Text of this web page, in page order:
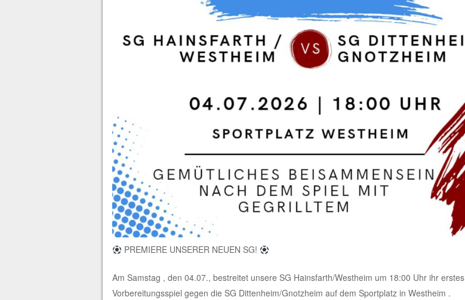
PREMIERE UNSERER NEUEN SG!
Am Samstag , den 04.07., bestreitet unsere SG Hainsfarth/Westheim um 18:00 Uhr ihr erstes
Vorbereitungsspiel gegen die SG Dittenheim/Gnotzheim auf dem Sportplatz in Westheim .